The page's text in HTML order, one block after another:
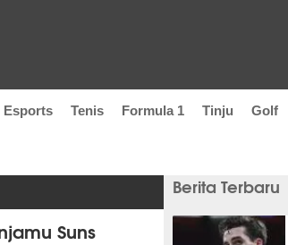
Esports Tenis Formula 1 Tinju Golf
Suns
Berita Terbaru